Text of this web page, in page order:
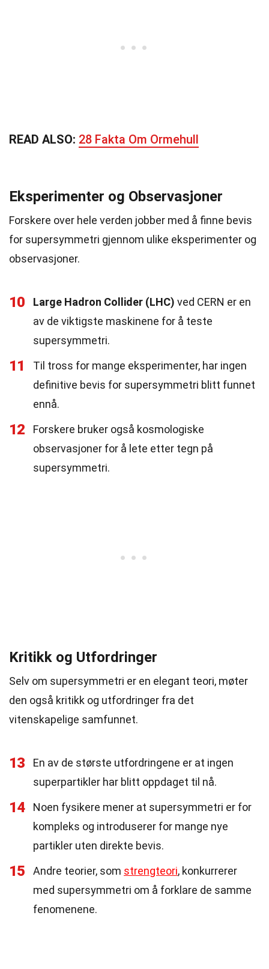
READ ALSO: 28 Fakta Om Ormehull
Eksperimenter og Observasjoner
Forskere over hele verden jobber med å finne bevis
for supersymmetri gjennom ulike eksperimenter og
observasjoner.
10 Large Hadron Collider (LHC) ved CERN er en
av de viktigste maskinene for å teste
supersymmetri.
11
Til tross for mange eksperimenter, har ingen
definitive bevis for supersymmetri blitt funnet
ennå.
12
Forskere bruker også kosmologiske
observasjoner for å lete etter tegn på
supersymmetri.
Kritikk og Utfordringer
Selv om supersymmetri er en elegant teori, møter
den også kritikk og utfordringer fra det
vitenskapelige samfunnet.
13
En av de største utfordringene er at ingen
superpartikler har blitt oppdaget til nå.
14
Noen fysikere mener at supersymmetri er for
kompleks og introduserer for mange nye
partikler uten direkte bevis.
15 Andre teorier, som strengteori, konkurrerer
med supersymmetri om å forklare de samme
fenomenene.